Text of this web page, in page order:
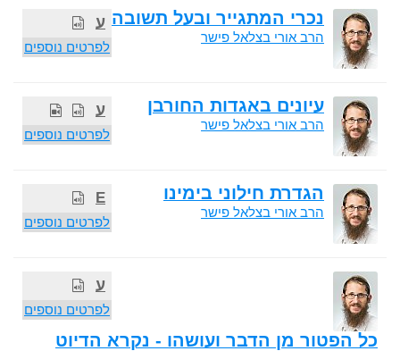
ע
לפרטים נוספים
נכרי המתגייר ובעל תשובה
הרב אורי בצלאל פישר
ע
לפרטים נוספים
עיונים באגדות החורבן
הרב אורי בצלאל פישר
E
לפרטים נוספים
הגדרת חילוני בימינו
הרב אורי בצלאל פישר
ע
לפרטים נוספים
כל הפטור מן הדבר ועושהו - נקרא הדיוט